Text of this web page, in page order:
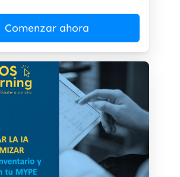
Comenzar ahora